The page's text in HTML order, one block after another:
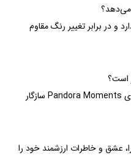
و در برابر تغییر رنگ مقاوم
بله، کاملاً با تمامی دستبندها و گردنبندهای Pandora Moments سازگار
عشق و خاطرات ارزشمند خود را